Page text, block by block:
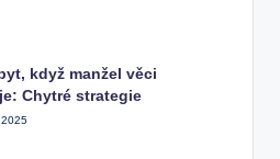
když manžel věci
Chytré strategie